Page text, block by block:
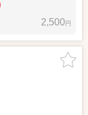
2,500円